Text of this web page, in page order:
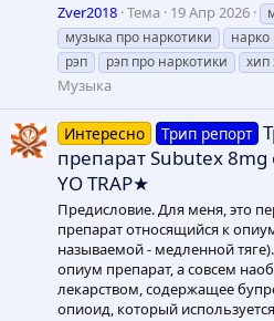
Zver2018 Тема 19 Апр 2026
музыка про наркотики
нарко
рэп
рэп про наркотики хип
Музыка
Интересно Трип репорт
препарат Subutex 8mg
YO TRAP★
Предисловие. Для меня, это
препарат относящийся к
называемой - медленной
опиум препарат, а совсем
лекарством, содержащее
опиоид, который